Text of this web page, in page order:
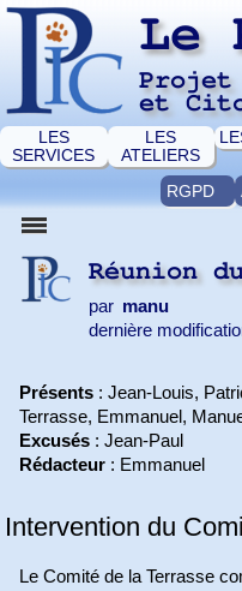
Le
et
LES
SERVICES
LES
ATELIERS
RGPD
Réunion
par manu
dernière
Présents : Jean-Louis,
Terrasse, Emmanuel,
Excusés : Jean-Paul
Rédacteur : Emmanuel
Intervention du
Le Comité de la Terrasse